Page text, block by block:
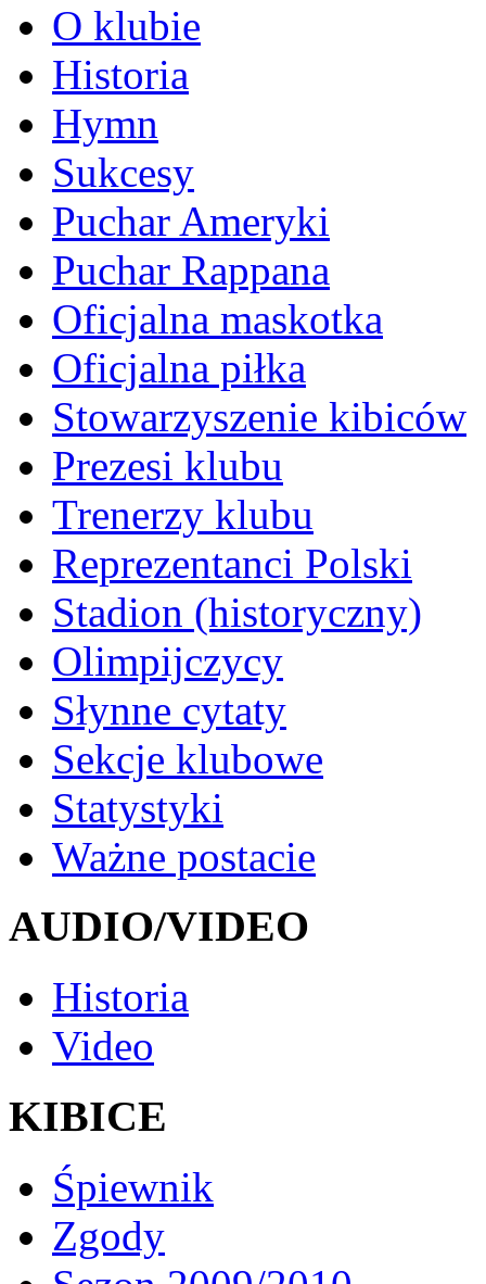
O klubie
Historia
Hymn
Sukcesy
Puchar Ameryki
Puchar Rappana
Oficjalna maskotka
Oficjalna piłka
Stowarzyszenie kibiców
Prezesi klubu
Trenerzy klubu
Reprezentanci Polski
Stadion (historyczny)
Olimpijczycy
Słynne cytaty
Sekcje klubowe
Statystyki
Ważne postacie
AUDIO/VIDEO
Historia
Video
KIBICE
Śpiewnik
Zgody